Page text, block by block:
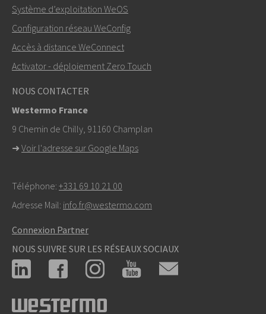
mark.gibbs@westermo.com
Pour toute demande d’assistance,
contacter le support technique
Système d’exploitation WeOS
Configuration réseau WeConfig
Accès à distance WeConnect
Activator - déploiement Zero Touch
NOUS CONTACTER
Westermo France
9 Chemin de Chilly, 91160 Champlan
➜ Voir l'adresse sur Google Maps
Téléphone: +331 69 10 21 00
Adresse Mail: info.fr@westermo.com
Connexion Partner
NOUS SUIVRE SUR LES RÉSEAUX SOCIAUX